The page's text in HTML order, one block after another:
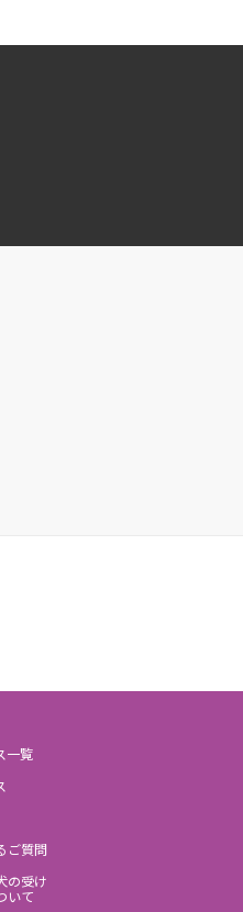
一覧
ご質問
の受け
いて